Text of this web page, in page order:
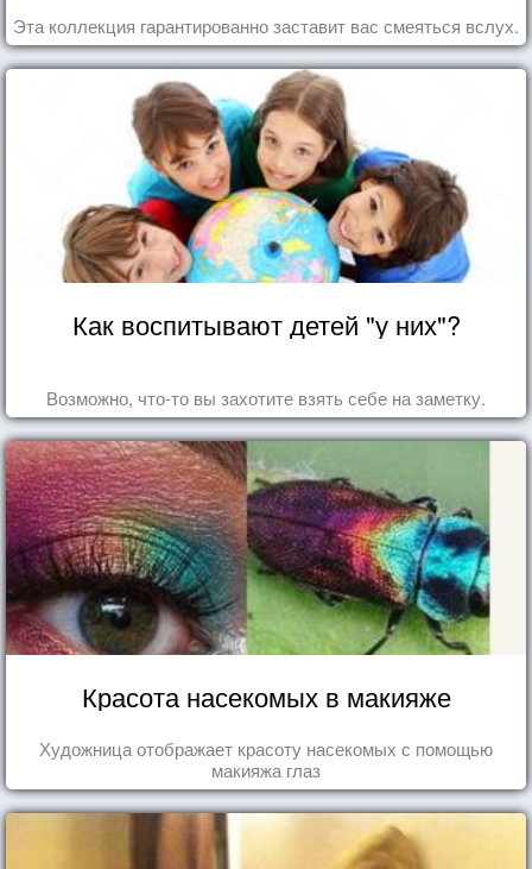
Эта коллекция гарантированно заставит вас смеяться вслух.
Как воспитывают детей "у них"?
Возможно, что-то вы захотите взять себе на заметку.
Красота насекомых в макияже
Художница отображает красоту насекомых с помощью
макияжа глаз